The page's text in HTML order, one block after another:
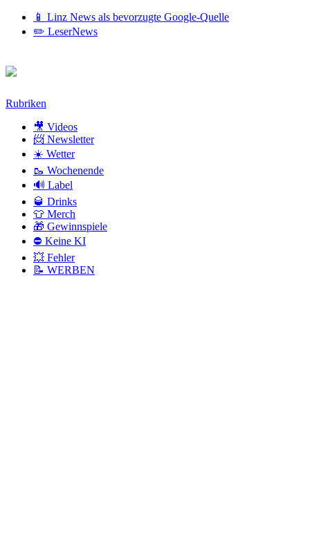
📱 Linz News als bevorzugte Google-Quelle
✏️ LeserNews
Zum
Rubriken
🎥 Videos
📨 Newsletter
☀️ Wetter
🥾 Wochenende
🔊 Label
🥃 Drinks
👕 Merch
🎁 Gewinnspiele
⛔ Keine KI
💥 Fehler
📝 WERBEN